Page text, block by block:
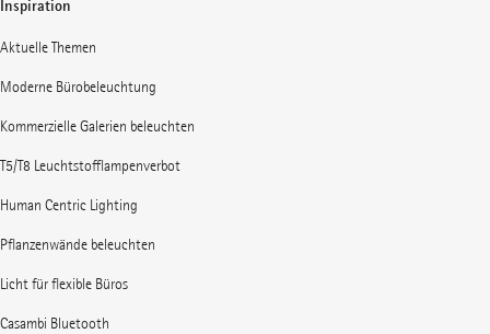
Inspiration
Aktuelle Themen
Moderne Bürobeleuchtung
Kommerzielle Galerien beleuchten
T5/T8 Leuchtstofflampenverbot
Human Centric Lighting
Pflanzenwände beleuchten
Licht für flexible Büros
Casambi Bluetooth